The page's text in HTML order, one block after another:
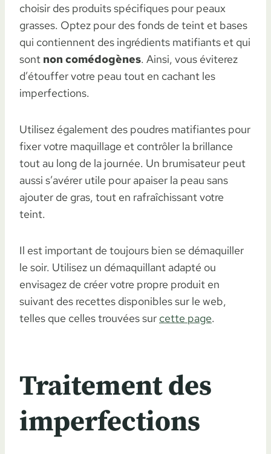
choisir des produits spécifiques pour peaux
grasses. Optez pour des fonds de teint et bases
qui contiennent des ingrédients matifiants et qui
sont non comédogènes. Ainsi, vous éviterez
d’étouffer votre peau tout en cachant les
imperfections.
Utilisez également des poudres matifiantes pour
fixer votre maquillage et contrôler la brillance
tout au long de la journée. Un brumisateur peut
aussi s’avérer utile pour apaiser la peau sans
ajouter de gras, tout en rafraîchissant votre
teint.
Il est important de toujours bien se démaquiller
le soir. Utilisez un démaquillant adapté ou
envisagez de créer votre propre produit en
suivant des recettes disponibles sur le web,
telles que celles trouvées sur cette page.
Traitement des
imperfections